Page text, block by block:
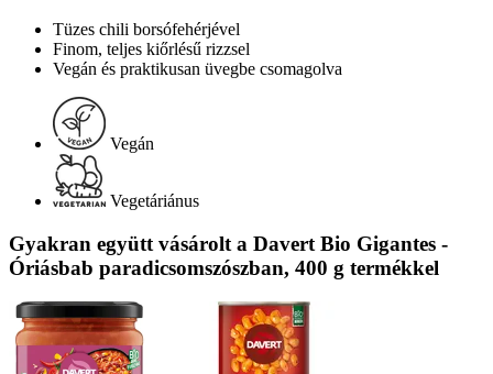
Tüzes chili borsófehérjével
Finom, teljes kiőrlésű rizzsel
Vegán és praktikusan üvegbe csomagolva
Vegán
Vegetáriánus
Gyakran együtt vásárolt a Davert Bio Gigantes -
Óriásbab paradicsomszószban, 400 g termékkel